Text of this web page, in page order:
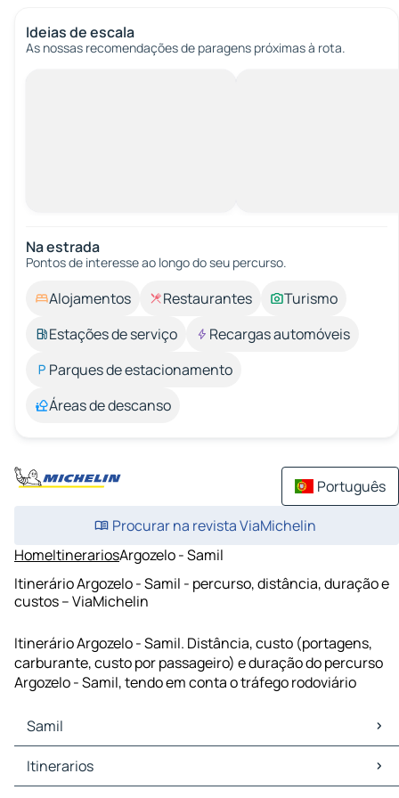
Ideias de escala
As nossas recomendações de paragens próximas à rota.
Na estrada
Pontos de interesse ao longo do seu percurso.
Alojamentos Restaurantes
Turismo
Estações de serviço
Recargas automóveis
Parques de estacionamento
Áreas de descanso
Português
Procurar na revista ViaMichelin
HomeItinerariosArgozelo - Samil
Itinerário Argozelo - Samil - percurso, distância, duração e
custos – ViaMichelin
Itinerário Argozelo - Samil. Distância, custo (portagens,
carburante, custo por passageiro) e duração do percurso
Argozelo - Samil, tendo em conta o tráfego rodoviário
Samil
Samil Mapas Plantas
Samil Trafego
Itinerarios